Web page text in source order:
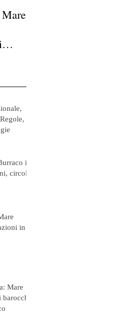
in
circoli
in
Mare